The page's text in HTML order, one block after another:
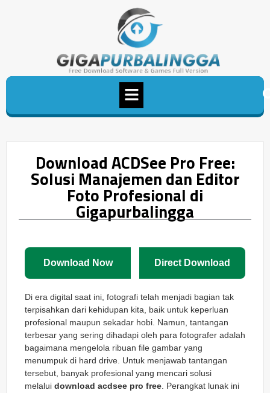
Download ACDSee Pro Free:
Solusi Manajemen dan Editor
Foto Profesional di
Gigapurbalingga
Download Now Direct Download
Di era digital saat ini, fotografi telah menjadi bagian tak
terpisahkan dari kehidupan kita, baik untuk keperluan
profesional maupun sekadar hobi. Namun, tantangan
terbesar yang sering dihadapi oleh para fotografer adalah
bagaimana mengelola ribuan file gambar yang
menumpuk di hard drive. Untuk menjawab tantangan
tersebut, banyak profesional yang mencari solusi
melalui download acdsee pro free. Perangkat lunak ini